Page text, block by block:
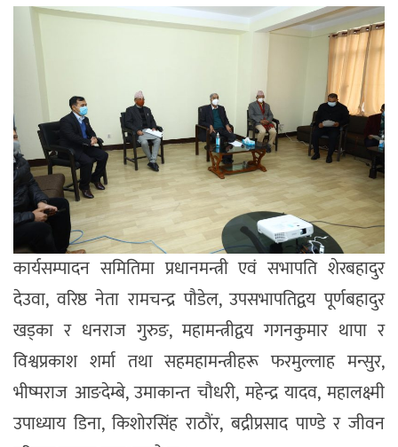
कार्यसम्पादन समितिमा प्रधानमन्त्री एवं सभापति शेरबहादुर
देउवा, वरिष्ठ नेता रामचन्द्र पौडेल, उपसभापतिद्वय पूर्णबहादुर
खड्का र धनराज गुरुङ, महामन्त्रीद्वय गगनकुमार थापा र
विश्वप्रकाश शर्मा तथा सहमहामन्त्रीहरू फरमुल्लाह मन्सुर,
भीष्मराज आङदेम्बे, उमाकान्त चौधरी, महेन्द्र यादव, महालक्ष्मी
उपाध्याय डिना, किशोरसिंह राठौंर, बद्रीप्रसाद पाण्डे र जीवन